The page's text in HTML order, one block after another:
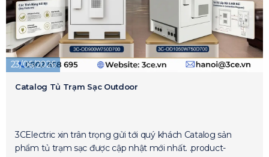
23/06/2026
Catalog Tủ Trạm Sạc Outdoor
3CElectric xin trân trọng gửi tới quý khách Catalog sản
phẩm tủ trạm sạc được cập nhật mới nhất. .product-